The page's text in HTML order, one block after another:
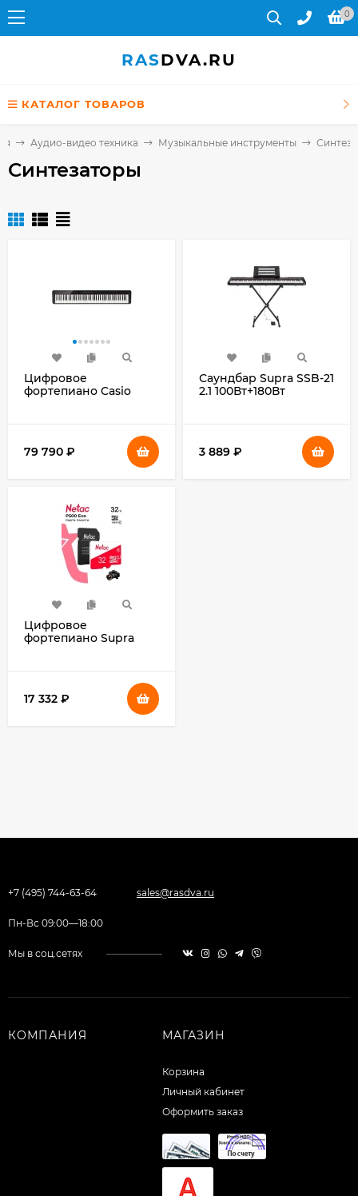
0
RASDVA.RU
КАТАЛОГ ТОВАРОВ
Аудио-видео техника Музыкальные инструменты
Синтезаторы
Цифровое
фортепиано Casio
79 790 ₽
Саундбар Supra SSB-21
2.1 100Вт+180Вт
3 889 ₽
Цифровое
фортепиано Supra
17 332 ₽
+7 (495) 744-63-64 sales@rasdva.ru
Пн-Вс 09:00—18:00
Мы в соц.сетях
КОМПАНИЯ МАГАЗИН
Корзина
Личный кабинет
Оформить заказ